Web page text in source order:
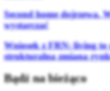
Second home dojrzewa.
wystarczać
Wniosek z FRN: living to
strukturalna zmiana
Bądź na bieżąco